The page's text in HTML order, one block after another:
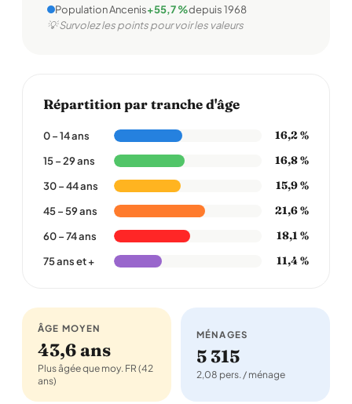
Population Ancenis+55,7 %depuis 1968
💡 Survolez les points pour voir les valeurs
Répartition par tranche d'âge
0 – 14 ans 16,2 %
15 – 29 ans 16,8 %
30 – 44 ans 15,9 %
45 – 59 ans 21,6 %
60 – 74 ans 18,1 %
75 ans et + 11,4 %
ÂGE MOYEN
43,6 ans
Plus âgée que moy. FR (42
ans)
MÉNAGES
5 315
2,08 pers. / ménage